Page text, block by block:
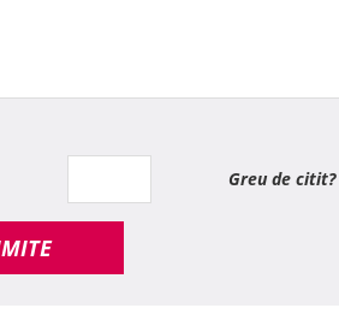
Greu de citit?